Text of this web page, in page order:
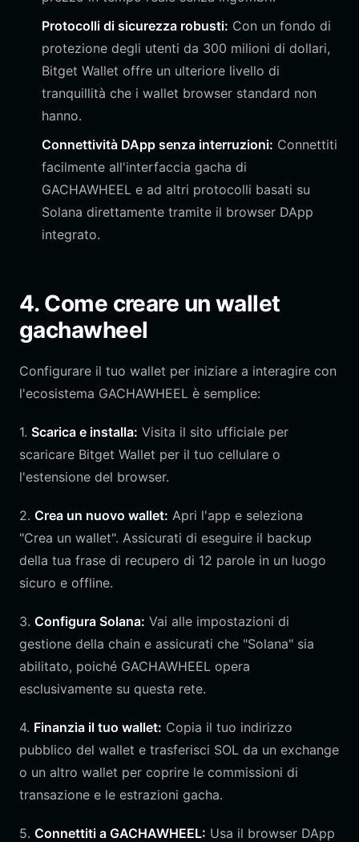
Protocolli di sicurezza robusti: Con un fondo di
protezione degli utenti da 300 milioni di dollari,
Bitget Wallet offre un ulteriore livello di
tranquillità che i wallet browser standard non
hanno.
Connettività DApp senza interruzioni: Connettiti
facilmente all'interfaccia gacha di
GACHAWHEEL e ad altri protocolli basati su
Solana direttamente tramite il browser DApp
integrato.
4. Come creare un wallet
gachawheel
Configurare il tuo wallet per iniziare a interagire con
l'ecosistema GACHAWHEEL è semplice:
1. Scarica e installa: Visita il sito ufficiale per
scaricare Bitget Wallet per il tuo cellulare o
l'estensione del browser.
2. Crea un nuovo wallet: Apri l'app e seleziona
"Crea un wallet". Assicurati di eseguire il backup
della tua frase di recupero di 12 parole in un luogo
sicuro e offline.
3. Configura Solana: Vai alle impostazioni di
gestione della chain e assicurati che "Solana" sia
abilitato, poiché GACHAWHEEL opera
esclusivamente su questa rete.
4. Finanzia il tuo wallet: Copia il tuo indirizzo
pubblico del wallet e trasferisci SOL da un exchange
o un altro wallet per coprire le commissioni di
transazione e le estrazioni gacha.
5. Connettiti a GACHAWHEEL: Usa il browser DApp